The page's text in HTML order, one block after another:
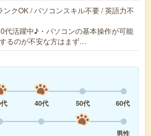
ンクOK / パソコンスキル不要 / 英語力不
代活躍中♪・パソコンの基本操作が可能
るのが不安な方はまず…
40代 50代
60代
男性